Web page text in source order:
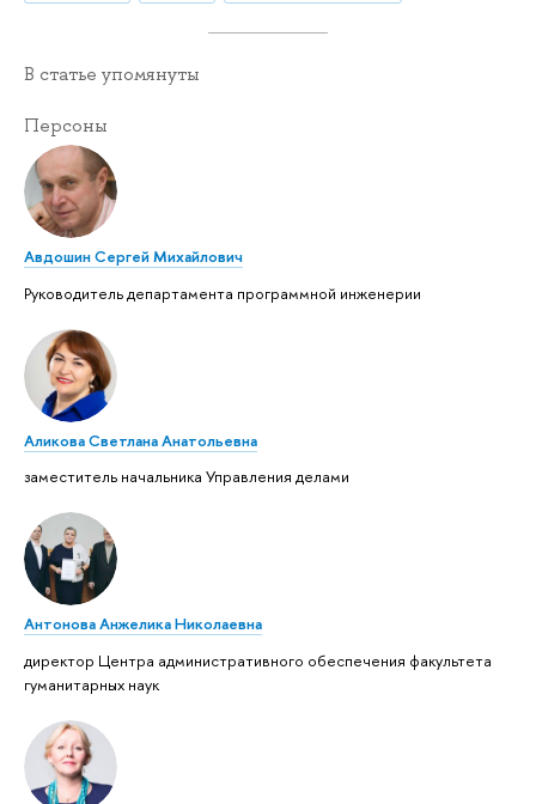
В статье упомянуты
Персоны
Авдошин Сергей Михайлович
Руководитель департамента программной инженерии
Аликова Светлана Анатольевна
заместитель начальника Управления делами
Антонова Анжелика Николаевна
директор Центра административного обеспечения факультета
гуманитарных наук